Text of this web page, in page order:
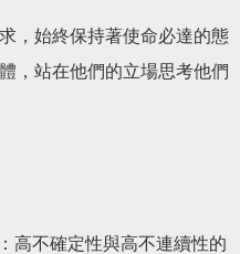
，始終保持著使命必達的態
，站在他們的立場思考他們
高不確定性與高不連續性的